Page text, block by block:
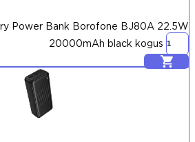
Power Bank Borofone BJ80A 22.5W
20000mAh black kogus
Lisa korvi